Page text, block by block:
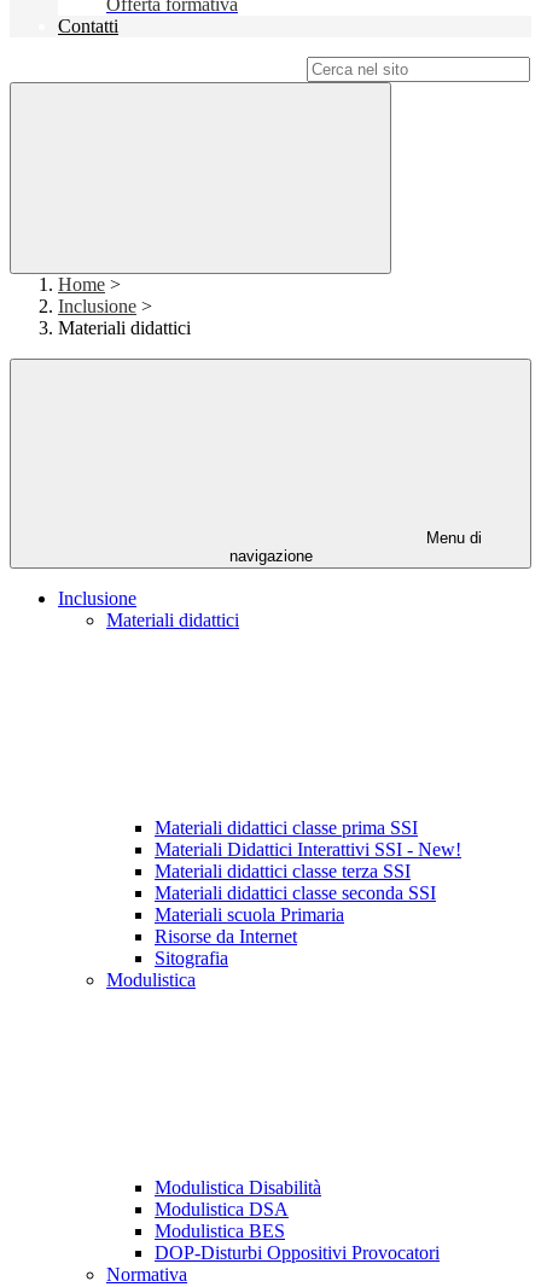
Offerta formativa
Contatti
Home >
Inclusione >
Materiali didattici
Menu di
navigazione
Inclusione
Materiali didattici
Materiali didattici classe prima SSI
Materiali Didattici Interattivi SSI - New!
Materiali didattici classe terza SSI
Materiali didattici classe seconda SSI
Materiali scuola Primaria
Risorse da Internet
Sitografia
Modulistica
Modulistica Disabilità
Modulistica DSA
Modulistica BES
DOP-Disturbi Oppositivi Provocatori
Normativa